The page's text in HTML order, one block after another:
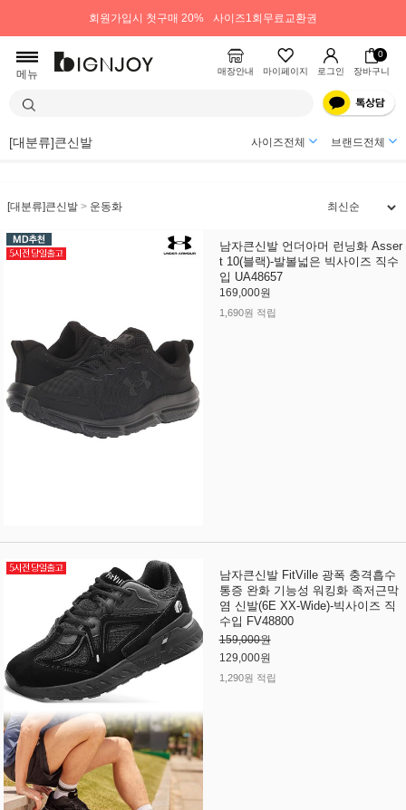
회원가입시 첫구매 20% 사이즈1회무료교환권
메뉴 매장안내 마이페이지 로그인
0
장바구니
[대분류]큰신발 사이즈전체 브랜드전체
[대분류]큰신발 > 운동화
남자큰신발 언더아머 런닝화 Asser
t 10(블랙)-발볼넓은 빅사이즈 직수
입 UA48657
169,000원
1,690원 적립
남자큰신발 FitVille 광폭 충격흡수
통증 완화 기능성 워킹화 족저근막
염 신발(6E XX-Wide)-빅사이즈 직
수입 FV48800
159,000원
129,000원
1,290원 적립